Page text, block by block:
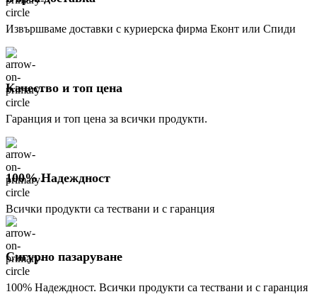
Извършваме доставки с куриерска фирма Еконт или Спиди
Качество и топ цена
Гаранция и топ цена за всички продукти.
100% Надеждност
Всички продукти са тествани и с гаранция
Сигурно пазаруване
100% Надеждност. Всички продукти са тествани и с гаранция